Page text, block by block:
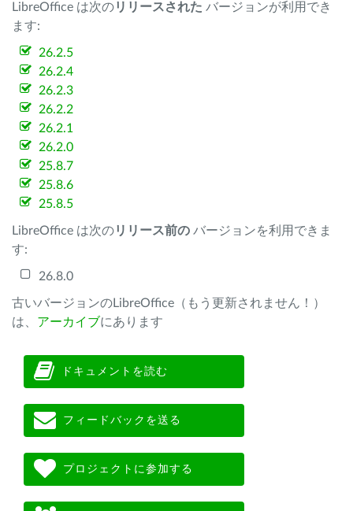
LibreOffice は次のリリースされた バージョンが利用でき
ます:
26.2.5
26.2.4
26.2.3
26.2.2
26.2.1
26.2.0
25.8.7
25.8.6
25.8.5
LibreOffice は次のリリース前の バージョンを利用できま
す:
26.8.0
古いバージョンのLibreOffice（もう更新されません！）
は、 アーカイブにあります
ドキュメントを読む
フィードバックを送る
プロジェクトに参加する